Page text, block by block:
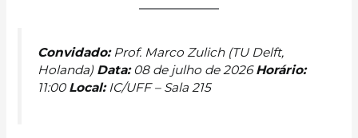
Convidado:Prof. Marco Zulich (TU Delft,
Holanda) Data:08 de julho de 2026Horário:
11:00 Local:IC/UFF – Sala 215